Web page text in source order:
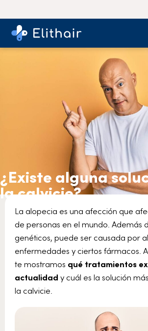
¿Existe alguna
la calvicie?
La alopecia es una afección que
de personas en el mundo. Además
genéticos, puede ser causada por
enfermedades y ciertos fármacos.
te mostramos qué tratamientos
actualidad y cuál es la solución
la calvicie.